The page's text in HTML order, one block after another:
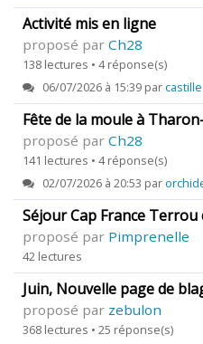
Activité mis en ligne
proposé par Ch28
138 lectures • 4 réponse(s)
06/07/2026 à 15:39 parcastille
Fête de la moule à
proposé par Ch28
141 lectures • 4 réponse(s)
02/07/2026 à 20:53 par
Séjour Cap France
proposé par Pimprenelle
42 lectures
Juin, Nouvelle page de
proposé par zebulon
368 lectures • 25 réponse(s)